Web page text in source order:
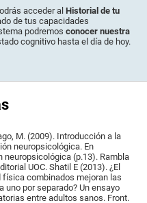
acceder alHistorial de tu
de tus capacidades
podremosconocer nuestra
cognitivo hasta el día de hoy.
M. (2009). Introducción a la
neuropsicológica. En
neuropsicológica (p.13). Rambla
UOC. Shatil E (2013). ¿El
combinados mejoran las
por separado? Un ensayo
entre adultos sanos. Front.